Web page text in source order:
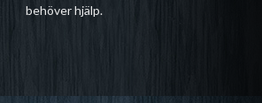
behöver hjälp.